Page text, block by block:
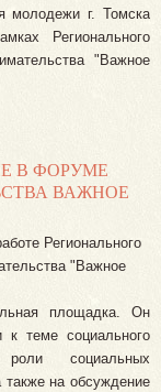
молодежи г. Томска
Регионального
"Важное
В ФОРУМЕ
ВАЖНОЕ
Регионального
"Важное
площадка. Он
к теме социального
роли социальных
на обсуждение